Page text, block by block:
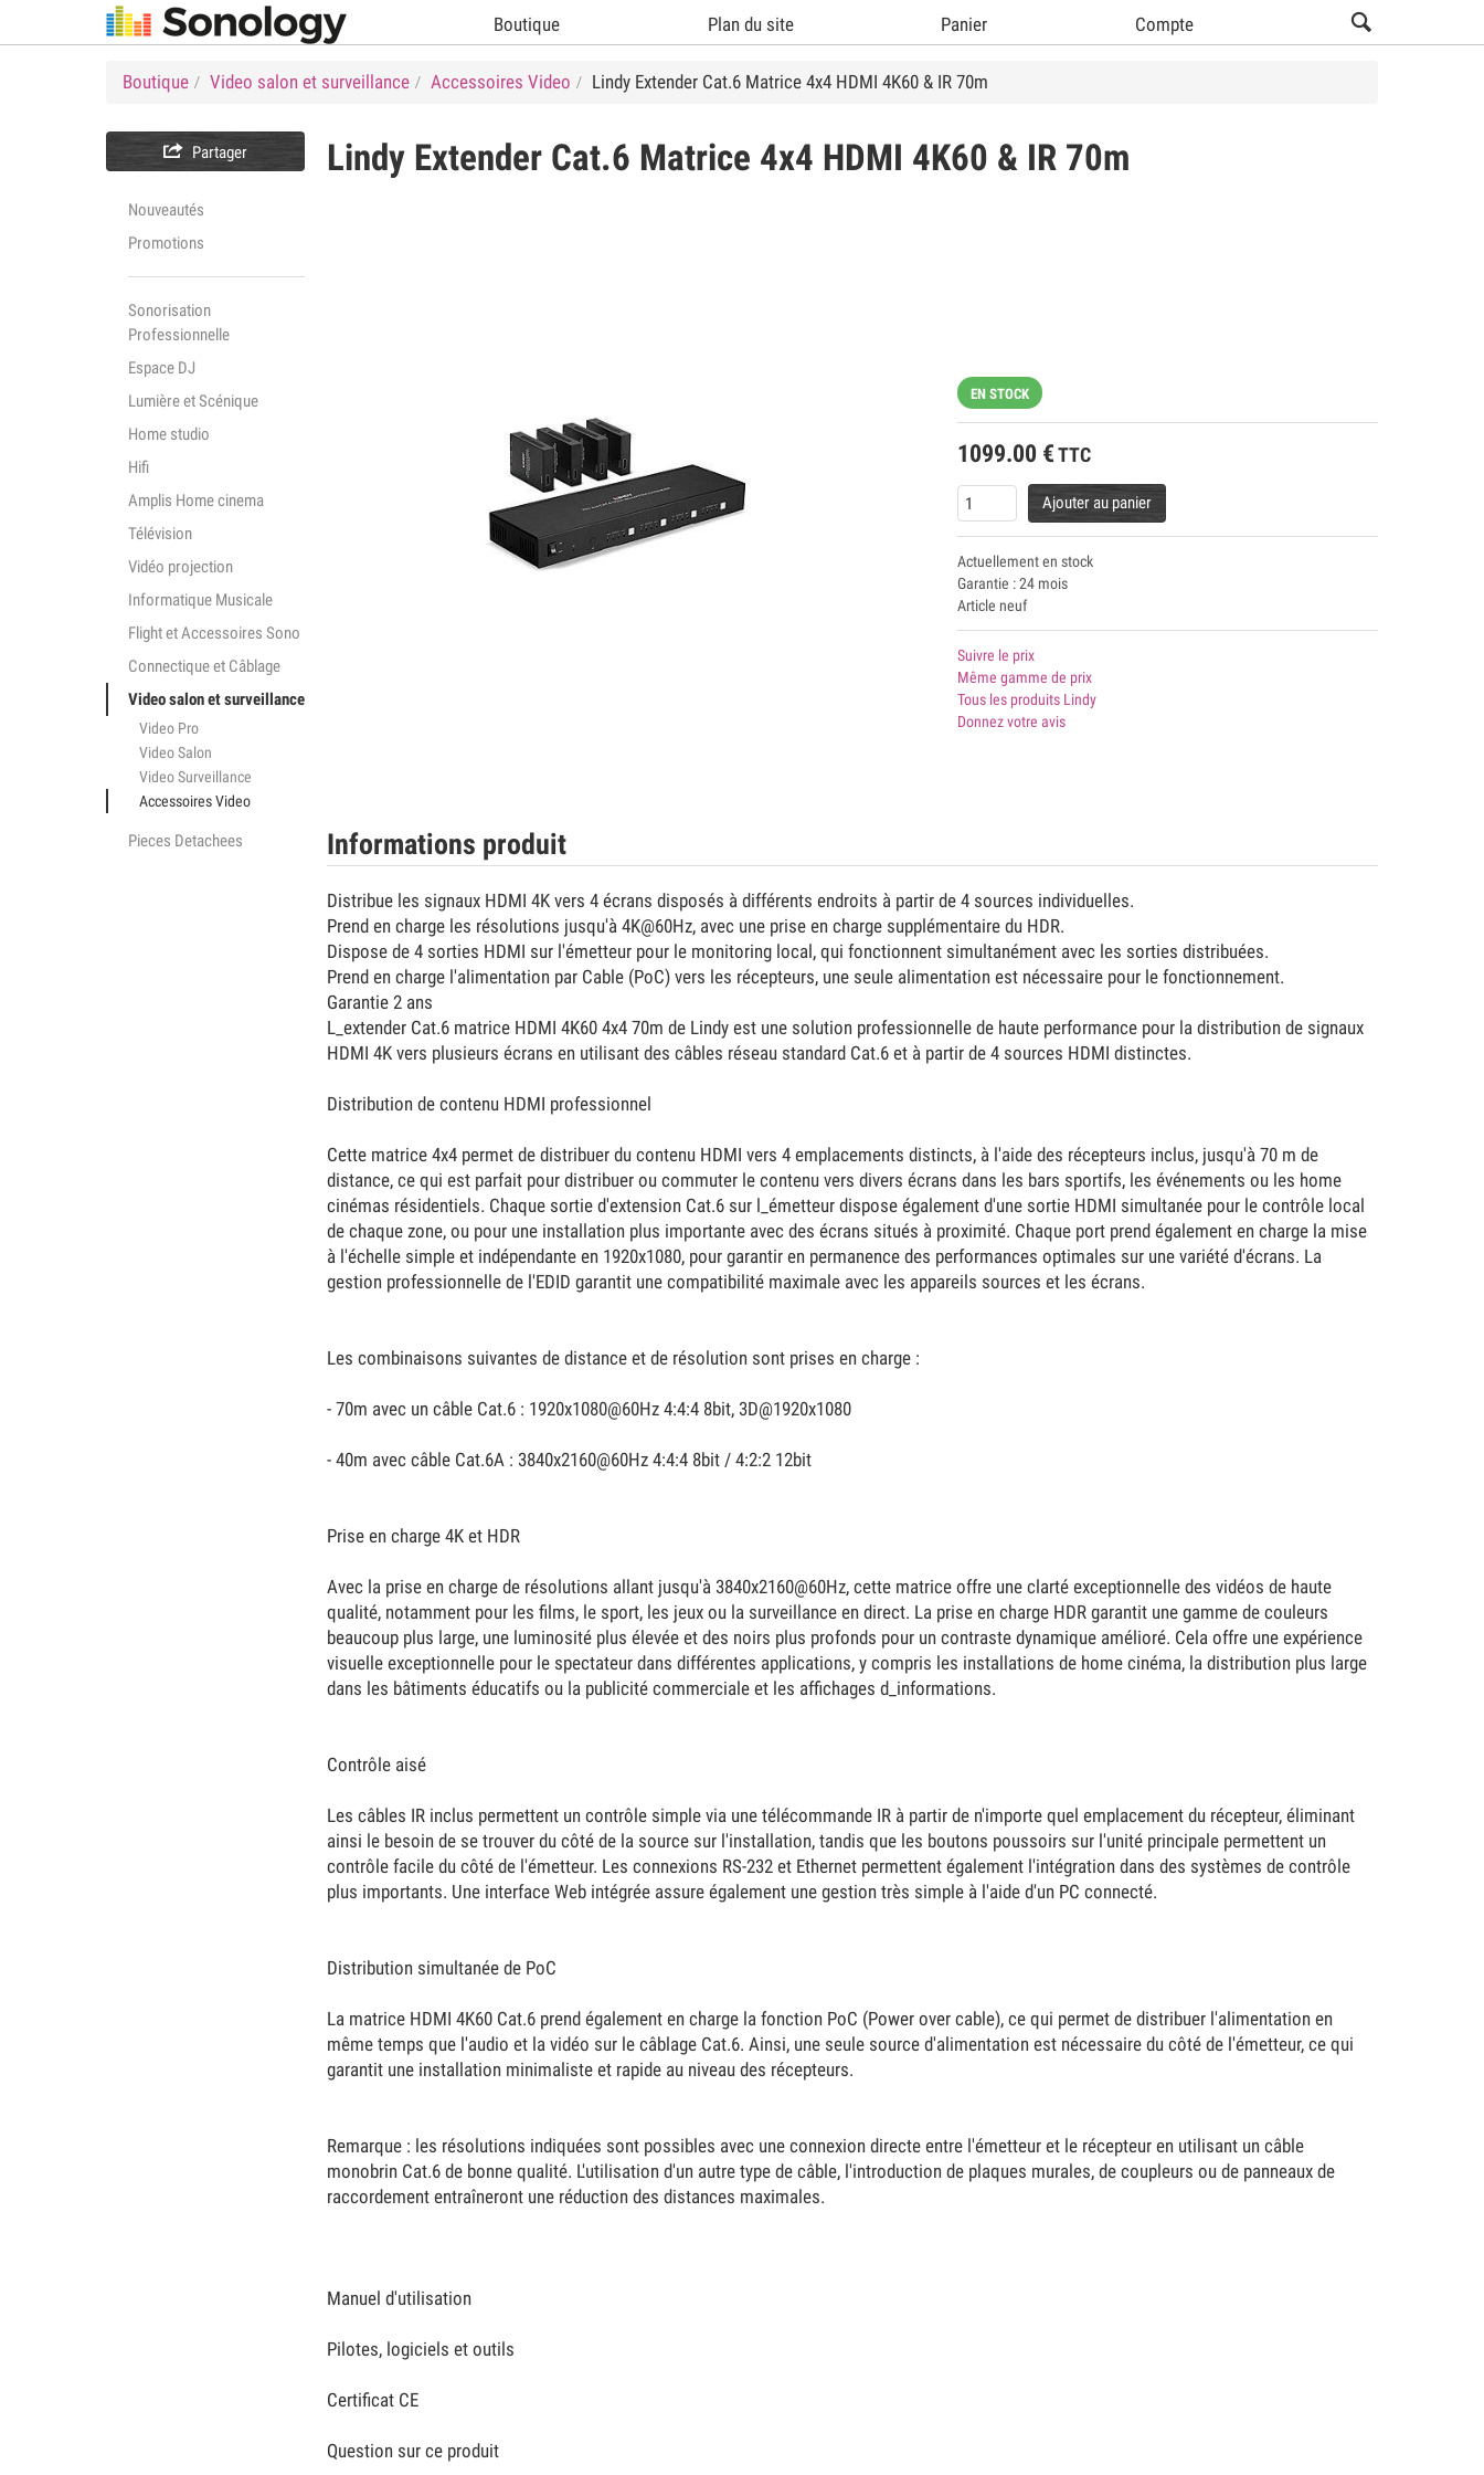
Boutique Plan du site Panier Compte
Boutique Video salon et surveillance Accessoires Video Lindy Extender Cat.6 Matrice 4x4 HDMI 4K60 & IR 70m
 Partager
Nouveautés
Promotions
Sonorisation
Professionnelle
Espace DJ
Lumière et Scénique
Home studio
Hifi
Amplis Home cinema
Télévision
Vidéo projection
Informatique Musicale
Flight et Accessoires Sono
Connectique et Câblage
Video salon et surveillance
Video Pro
Video Salon
Video Surveillance
Accessoires Video
Pieces Detachees
Lindy Extender Cat.6 Matrice 4x4 HDMI 4K60 & IR 70m
EN STOCK
1099.00 € TTC
Ajouter au panier
Actuellement en stock
Garantie : 24 mois
Article neuf
Suivre le prix
Même gamme de prix
Tous les produits Lindy
Donnez votre avis
Informations produit
Distribue les signaux HDMI 4K vers 4 écrans disposés à différents endroits à partir de 4 sources individuelles.
Prend en charge les résolutions jusqu'à 4K@60Hz, avec une prise en charge supplémentaire du HDR.
Dispose de 4 sorties HDMI sur l'émetteur pour le monitoring local, qui fonctionnent simultanément avec les sorties distribuées.
Prend en charge l'alimentation par Cable (PoC) vers les récepteurs, une seule alimentation est nécessaire pour le fonctionnement.
Garantie 2 ans
L_extender Cat.6 matrice HDMI 4K60 4x4 70m de Lindy est une solution professionnelle de haute performance pour la distribution de signaux
HDMI 4K vers plusieurs écrans en utilisant des câbles réseau standard Cat.6 et à partir de 4 sources HDMI distinctes.
Distribution de contenu HDMI professionnel
Cette matrice 4x4 permet de distribuer du contenu HDMI vers 4 emplacements distincts, à l'aide des récepteurs inclus, jusqu'à 70 m de
distance, ce qui est parfait pour distribuer ou commuter le contenu vers divers écrans dans les bars sportifs, les événements ou les home
cinémas résidentiels. Chaque sortie d'extension Cat.6 sur l_émetteur dispose également d'une sortie HDMI simultanée pour le contrôle local
de chaque zone, ou pour une installation plus importante avec des écrans situés à proximité. Chaque port prend également en charge la mise
à l'échelle simple et indépendante en 1920x1080, pour garantir en permanence des performances optimales sur une variété d'écrans. La
gestion professionnelle de l'EDID garantit une compatibilité maximale avec les appareils sources et les écrans.
Les combinaisons suivantes de distance et de résolution sont prises en charge :
- 70m avec un câble Cat.6 : 1920x1080@60Hz 4:4:4 8bit, 3D@1920x1080
- 40m avec câble Cat.6A : 3840x2160@60Hz 4:4:4 8bit / 4:2:2 12bit
Prise en charge 4K et HDR
Avec la prise en charge de résolutions allant jusqu'à 3840x2160@60Hz, cette matrice offre une clarté exceptionnelle des vidéos de haute
qualité, notamment pour les films, le sport, les jeux ou la surveillance en direct. La prise en charge HDR garantit une gamme de couleurs
beaucoup plus large, une luminosité plus élevée et des noirs plus profonds pour un contraste dynamique amélioré. Cela offre une expérience
visuelle exceptionnelle pour le spectateur dans différentes applications, y compris les installations de home cinéma, la distribution plus large
dans les bâtiments éducatifs ou la publicité commerciale et les affichages d_informations.
Contrôle aisé
Les câbles IR inclus permettent un contrôle simple via une télécommande IR à partir de n'importe quel emplacement du récepteur, éliminant
ainsi le besoin de se trouver du côté de la source sur l'installation, tandis que les boutons poussoirs sur l'unité principale permettent un
contrôle facile du côté de l'émetteur. Les connexions RS-232 et Ethernet permettent également l'intégration dans des systèmes de contrôle
plus importants. Une interface Web intégrée assure également une gestion très simple à l'aide d'un PC connecté.
Distribution simultanée de PoC
La matrice HDMI 4K60 Cat.6 prend également en charge la fonction PoC (Power over cable), ce qui permet de distribuer l'alimentation en
même temps que l'audio et la vidéo sur le câblage Cat.6. Ainsi, une seule source d'alimentation est nécessaire du côté de l'émetteur, ce qui
garantit une installation minimaliste et rapide au niveau des récepteurs.
Remarque : les résolutions indiquées sont possibles avec une connexion directe entre l'émetteur et le récepteur en utilisant un câble
monobrin Cat.6 de bonne qualité. L'utilisation d'un autre type de câble, l'introduction de plaques murales, de coupleurs ou de panneaux de
raccordement entraîneront une réduction des distances maximales.
Manuel d'utilisation
Pilotes, logiciels et outils
Certificat CE
Question sur ce produit